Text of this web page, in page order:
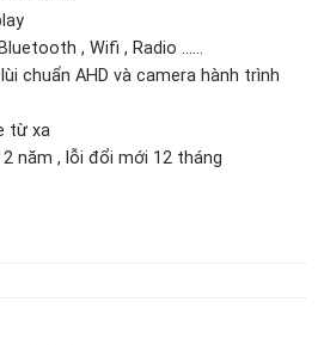
, Wifi , Radio ……
chuẩn AHD và camera hành trình
từ xa
năm , lỗi đổi mới 12 tháng